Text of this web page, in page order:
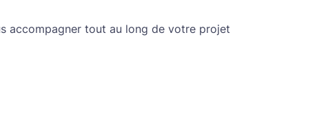
accompagner tout au long de votre projet